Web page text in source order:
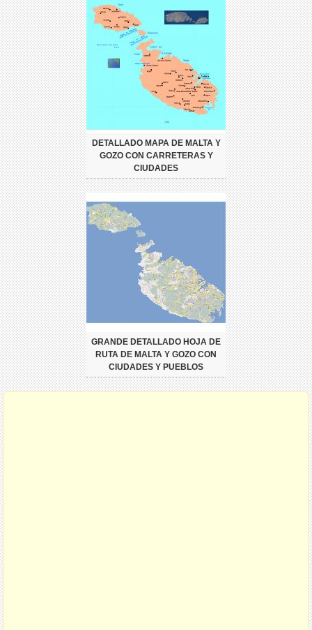
DETALLADO MAPA DE MALTA Y
GOZO CON CARRETERAS Y
CIUDADES
GRANDE DETALLADO HOJA DE
RUTA DE MALTA Y GOZO CON
CIUDADES Y PUEBLOS